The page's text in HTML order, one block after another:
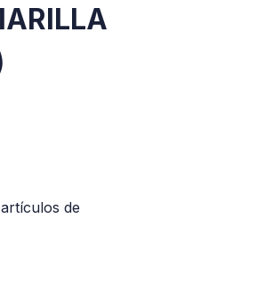
artículos de